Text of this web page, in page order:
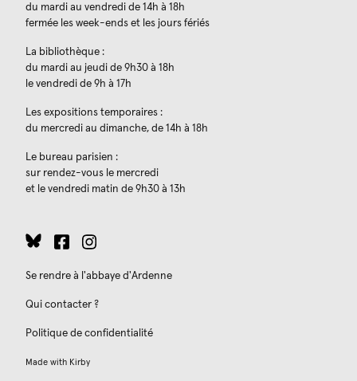
du mardi au vendredi de 14h à 18h
fermée les week-ends et les jours fériés
La bibliothèque :
du mardi au jeudi de 9h30 à 18h
le vendredi de 9h à 17h
Les expositions temporaires :
du mercredi au dimanche, de 14h à 18h
Le bureau parisien :
sur rendez-vous le mercredi
et le vendredi matin de 9h30 à 13h
Se rendre à l'abbaye d'Ardenne
Qui contacter ?
Politique de confidentialité
Made with Kirby